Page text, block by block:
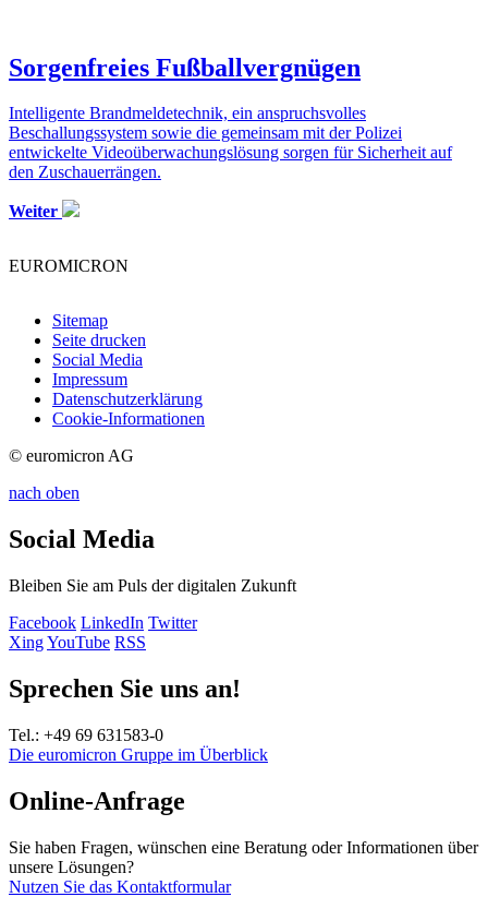
Sorgenfreies Fußballvergnügen
Intelligente Brandmeldetechnik, ein anspruchsvolles
Beschallungssystem sowie die gemeinsam mit der Polizei
entwickelte Videoüberwachungslösung sorgen für Sicherheit auf
den Zuschauerrängen.
Weiter
EUROMICRON
Sitemap
Seite drucken
Social Media
Impressum
Datenschutzerklärung
Cookie-Informationen
© euromicron AG
nach oben
Social Media
Bleiben Sie am Puls der digitalen Zukunft
Facebook LinkedIn Twitter
XingYouTube RSS
Sprechen Sie uns an!
Tel.: +49 69 631583-0
Die euromicron Gruppe im Überblick
Online-Anfrage
Sie haben Fragen, wünschen eine Beratung oder Informationen über
unsere Lösungen?
Nutzen Sie das Kontaktformular